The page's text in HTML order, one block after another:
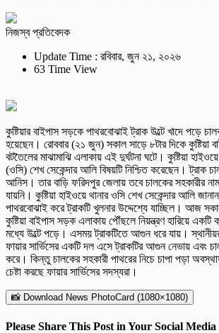
নিজস্ব প্রতিবেদক
Update Time : রবিবার, জুন ২১, ২০২৬
63 Time View
কুষ্টিয়ার বাইপাস সড়কে পাথরবোঝাই ট্রাক উল্টে খাদে পড়ে
হয়েছেন। রোববার (২১ জুন) সকাল সাড়ে ৮টার দিকে কুষ্টিয়া
বটতৈলের মাঝামাঝি এলাকায় এই দুর্ঘটনা ঘটে। কুষ্টিয়া
(ওসি) শেখ সেকেন্দার আলি বিষয়টি নিশ্চিত করেছেন। ট্রাক
আনিস। তার বাড়ি ফরিদপুর জেলায় তবে চালকের সহকারীর
যায়নি। কুষ্টিয়া হাইওয়ে থানার ওসি শেখ সেকেন্দার আলি
পাথরবোঝাই করে ট্রাকটি খুলনার উদ্দেশ্যে যাচ্ছিল। আজ
কুষ্টিয়া বাইপাস সড়ক এলাকায় পৌঁছলে নিয়ন্ত্রণ হারিয়ে একটি
মধ্যে উল্টে পড়ে। এসময় ট্রাকটিতে আগুন ধরে যায়। স্থানীয়রা
ফায়ার সার্ভিসের একটি দল এসে ট্রাকটির আগুন নেভায় এবং
করে। কিন্তু চালকের সহকারী পাথরের নিচে চাপা পড়া
চেষ্টা করছে ফায়ার সার্ভিসের সদস্যরা।
📸 Download News PhotoCard (1080×1080)
Please Share This Post in Your Social Media